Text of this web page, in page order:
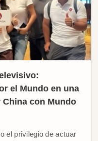
el Mundo en una
con Mundo
el privilegio de actuar